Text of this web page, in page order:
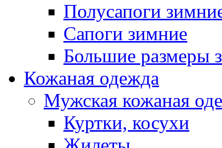
Полусапоги
Сапоги зимние
Большие размеры
Кожаная одежда
Мужская кожаная
Куртки, косухи